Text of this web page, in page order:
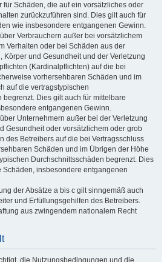
für Schäden, die auf ein vorsätzliches oder
zurückzuführen sind. Dies gilt auch für
wie insbesondere entgangenen Gewinn.
Verbrauchern außer bei vorsätzlichem
Verhalten oder bei Schäden aus der
Körper und Gesundheit und der Verletzung
(Kardinalpflichten) auf die bei
vorhersehbaren Schäden und im
auf die vertragstypischen
begrenzt. Dies gilt auch für mittelbare
entgangenen Gewinn.
Unternehmern außer bei der Verletzung
Gesundheit oder vorsätzlichem oder grob
des Betreibers auf die bei Vertragsschluss
Schäden und im Übrigen der Höhe
Durchschnittsschäden begrenzt. Dies
Schäden, insbesondere entgangenen
der Absätze a bis c gilt sinngemäß auch
und Erfüllungsgehilfen des Betreibers.
aus zwingendem nationalem Recht
die Nutzungsbedingungen und die